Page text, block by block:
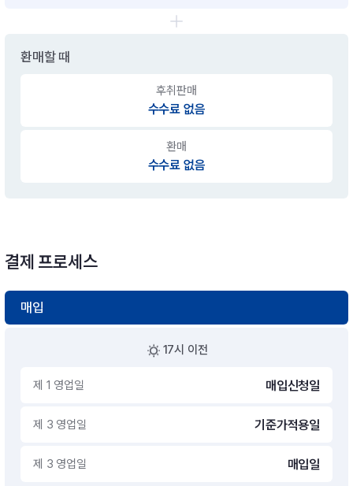
환매할 때
후취판매
수수료 없음
환매
수수료 없음
결제 프로세스
매입
17시 이전
제 1 영업일 매입신청일
제 3 영업일 기준가적용일
제 3 영업일 매입일